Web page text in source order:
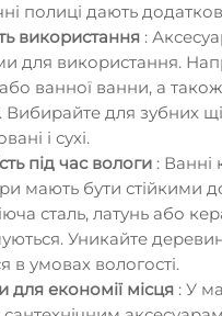
полиці дають
використання :
для використання.
ванної ванни, а
Вибирайте для зубних
і сухі.
під час вологи : Ванні
мають бути стійкими
сталь, латунь або
Уникайте
в умовах вологості.
для економії місця : У